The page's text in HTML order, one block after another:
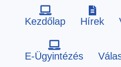
Kezdőlap Hírek
E-Ügyintézés